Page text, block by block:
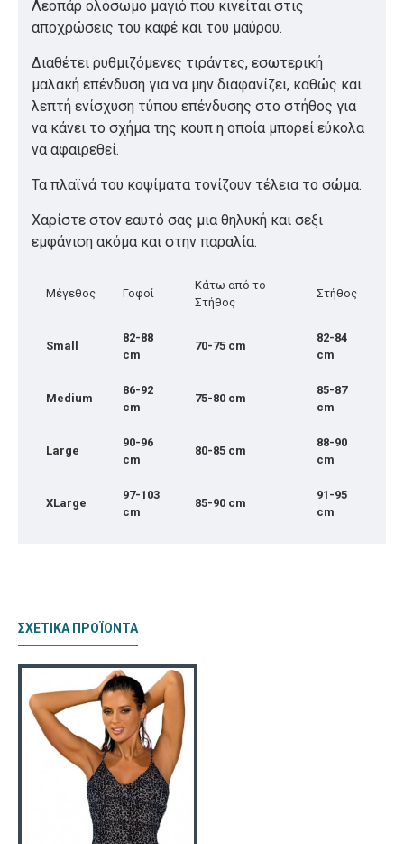
Λεοπάρ ολόσωμο μαγιό που κινείται στις
αποχρώσεις του καφέ και του μαύρου.
Διαθέτει ρυθμιζόμενες τιράντες, εσωτερική
μαλακή επένδυση για να μην διαφανίζει, καθώς και
λεπτή ενίσχυση τύπου επένδυσης στο στήθος για
να κάνει το σχήμα της κουπ η οποία μπορεί εύκολα
να αφαιρεθεί.
Τα πλαϊνά του κοψίματα τονίζουν τέλεια το σώμα.
Χαρίστε στον εαυτό σας μια θηλυκή και σεξι
εμφάνιση ακόμα και στην παραλία.
Μέγεθος Γοφοί
Κάτω από το
Στήθος
Στήθος
Small
82-88
cm
70-75 cm
82-84
cm
Medium
86-92
cm
75-80 cm
85-87
cm
Large
90-96
cm
80-85 cm
88-90
cm
XLarge
97-103
cm
85-90 cm
91-95
cm
ΣΧΕΤΙΚΆ ΠΡΟΪΟΝΤΑ